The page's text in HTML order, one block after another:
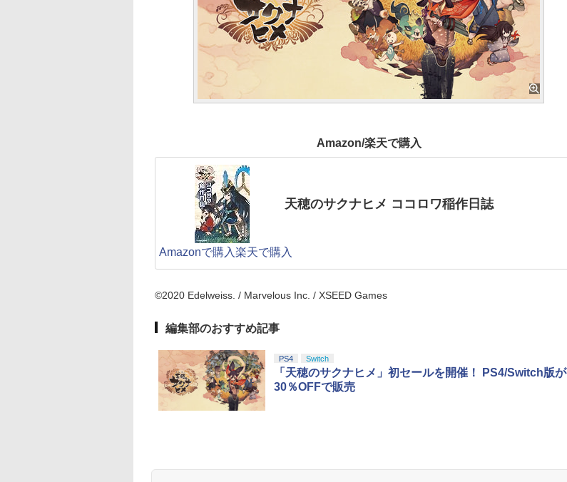
Amazon/楽天で購入
天穂のサクナヒメ ココロワ稲作日誌
Amazonで購入楽天で購入
©2020 Edelweiss. / Marvelous Inc. / XSEED Games
編集部のおすすめ記事
PS4 Switch
「天穂のサクナヒメ」初セールを開催！ PS4/Switch版が
30％OFFで販売